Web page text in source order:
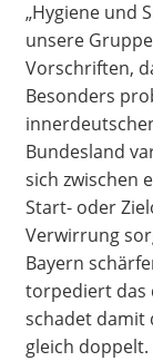
„Hygiene und
unsere
Vorschriften,
Besonders
Bundesland
sich zwischen
Start- oder
Verwirrung
Bayern
torpediert das
schadet damit
gleich